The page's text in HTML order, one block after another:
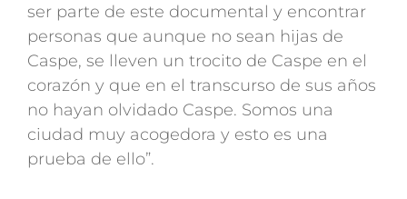
ser parte de este documental y encontrar
personas que aunque no sean hijas de
Caspe, se lleven un trocito de Caspe en el
corazón y que en el transcurso de sus años
no hayan olvidado Caspe. Somos una
ciudad muy acogedora y esto es una
prueba de ello”.